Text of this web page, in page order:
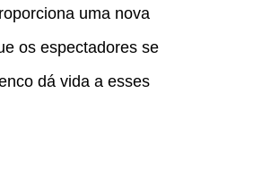
uma nova
os espectadores se
dá vida a esses